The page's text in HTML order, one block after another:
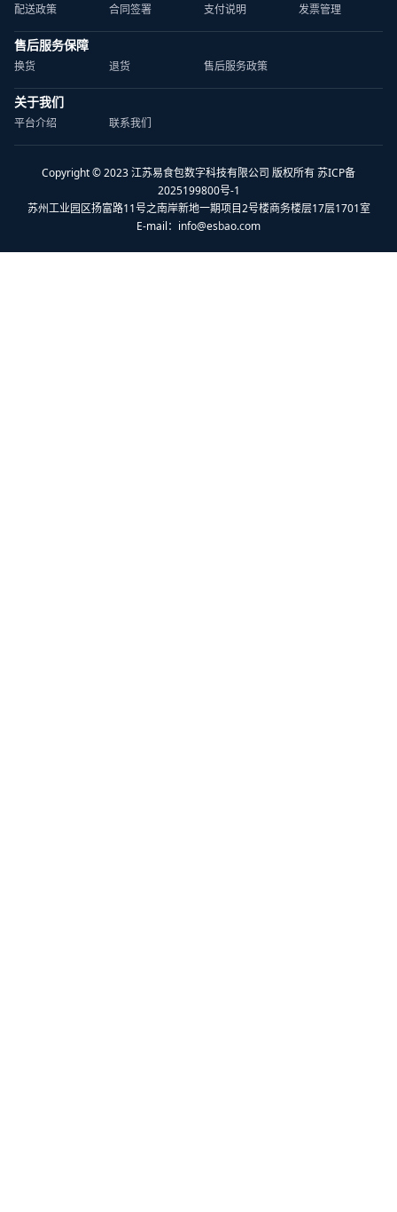
配送政策 合同签署 支付说明 发票管理
售后服务保障
换货 退货 售后服务政策
关于我们
平台介绍 联系我们
Copyright © 2023 江苏易食包数字科技有限公司 版权所有 苏ICP备
2025199800号-1
苏州工业园区扬富路11号之南岸新地一期项目2号楼商务楼层17层1701室
E-mail： info@esbao.com